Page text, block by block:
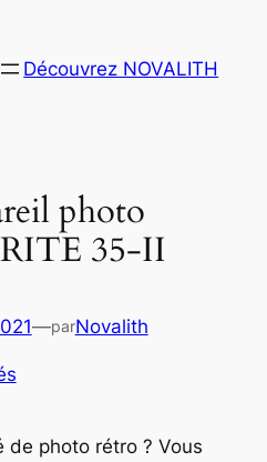
Découvrez NOVALITH
photo
35-II
—parNovalith
de photo rétro ? Vous